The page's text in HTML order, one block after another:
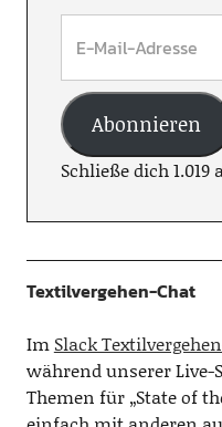
Abonnieren
Schließe dich
Textilvergehen-Chat
Im Slack
während unserer Live-
Themen für „State of